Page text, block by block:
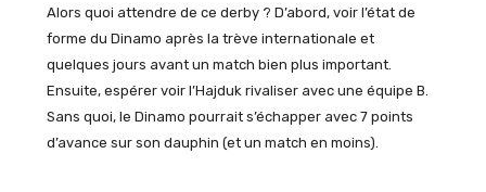
Alors quoi attendre de ce derby ? D’abord, voir l’état de
forme du Dinamo après la trève internationale et
quelques jours avant un match bien plus important.
Ensuite, espérer voir l’Hajduk rivaliser avec une équipe B.
Sans quoi, le Dinamo pourrait s’échapper avec 7 points
d’avance sur son dauphin (et un match en moins).